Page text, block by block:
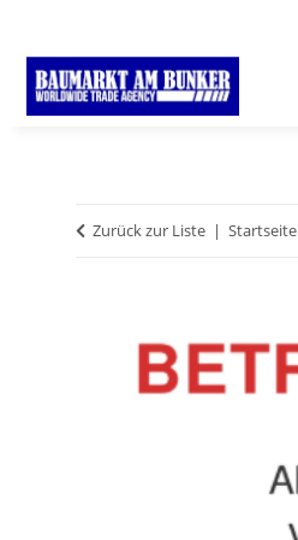
Zurück zur Liste Startseite